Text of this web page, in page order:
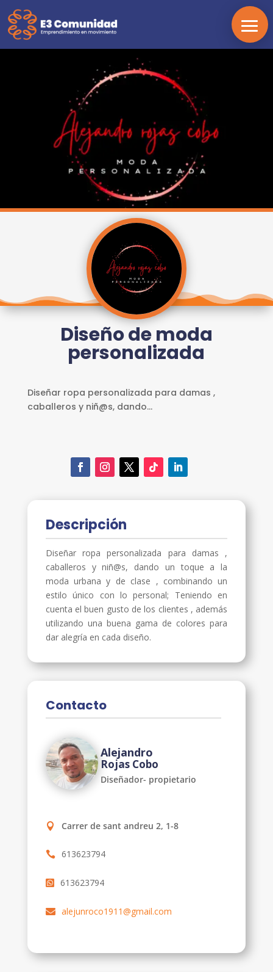
INICIO
REGISTRO
INICIAR
SESIÓN
ESCUELA
E3
SERVICIOS
Diseño de moda
personalizada
Diseñar ropa personalizada para damas ,
caballeros y niñ@s, dando...
Descripción
Diseñar ropa personalizada para damas ,
caballeros y niñ@s, dando un toque a la
moda urbana y de clase , combinando un
estilo único con lo personal; Teniendo en
cuenta el buen gusto de los clientes , además
utilizando una buena gama de colores para
dar alegría en cada diseño.
Contacto
Alejandro
Rojas Cobo
Diseñador- propietario
Carrer de sant andreu 2, 1-8
613623794
613623794
alejunroco1911@gmail.com